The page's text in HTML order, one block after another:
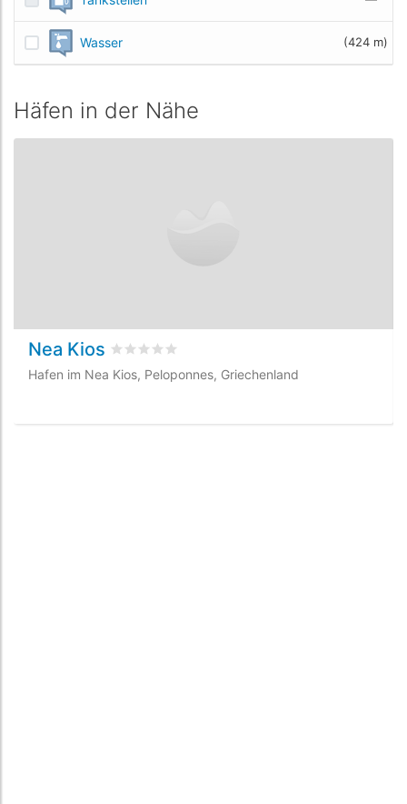
Wasser (424 m)
Häfen in der Nähe
Nea Kios bewertet0
Hafen im Nea Kios, Peloponnes, Griechenland